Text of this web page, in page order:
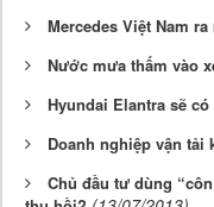
Mercedes Việt Nam
Nước mưa thấm vào
Hyundai Elantra sẽ
Doanh nghiệp vận
Chủ đầu tư dùng